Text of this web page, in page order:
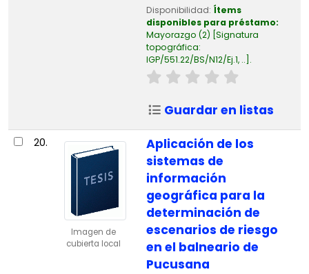
Disponibilidad: Ítems
disponibles para préstamo:
Mayorazgo (2) Signatura
topográfica:
IGP/551.22/BS/N12/Ej.1, .. .
Guardar en listas
20.
Imagen de
cubierta local
Aplicación de los
sistemas de
información
geográfica para la
determinación de
escenarios de riesgo
en el balneario de
Pucusana